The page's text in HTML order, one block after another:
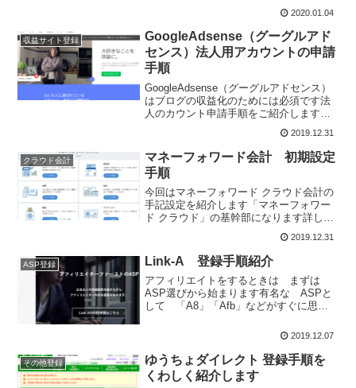
内容を確認して 「登録する」をクリッ
ク最初の登録は 「初期設定チュートリ
アル」に沿ってやっていけ...
2020.01.04
収益サイト登録
GoogleAdsense（グーグルアド
センス）法人用アカウントの申請
手順
GoogleAdsense（グーグルアドセンス）
はブログの収益化のためには必須です法
人のカウント申請手順をご紹介します最
GoogleAdsense（グーグルアドセンス）
の申請先サイト「お申し込みはこちら」
をクリッ...
2019.12.31
クラウド会計
マネーフォワード会計 初期設定
手順
今回はマネーフォワード クラウド会計の
手記設定を紹介します「マネーフォワー
ド クラウド」の基幹部になります詳しい
設定方法はチュートリアルを見れば誰で
も簡単に設定できるようになっています
ここでは一人社長用に最小限の設定手順
をご紹介していきます...
2019.12.31
ASP登録 Link-A 登録手順紹介
アフィリエイトをするときは まずは
ASP選びから始まります有名な ASPと
して 「A8」「Afb」などがすぐに思い
手順を紹介しますLINK-A 公式ページ上
ら...
2019.12.07
その他登録
ゆうちょダイレクト 登録手順を
くわしく紹介します